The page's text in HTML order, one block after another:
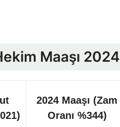
Maaşı 2024
2024 Maaşı (Zam
Oranı %344)